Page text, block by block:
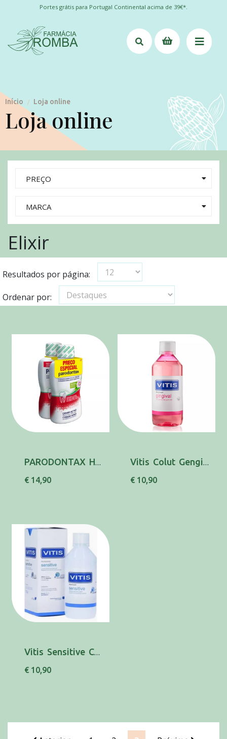
Portes grátis para Portugal Continental acima de 39€*.
Início / Loja online
Loja online
PREÇO
MARCA
Elixir
Resultados por página:
Ordenar por:
PARODONTAX HERBAL ELIXIR 500MLX2 PR ESP
€ 14,90
Vitis Colut Gengival 500 Ml
€ 10,90
Vitis Sensitive Colut Diario 500ml
€ 10,90